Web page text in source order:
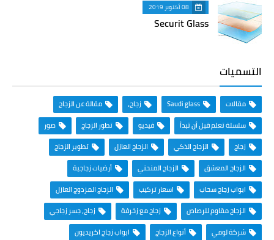
08 أكتوبر 2019
Securit Glass
التسميات
مقالات Saudi glass زجاج،
مقالة عن الزجاج
سلسلة تعلم قبل أن تبدأ
فيديو تطور الزجاج
صور
زجاج
الزجاج الذكي الزجاج العازل
تطوير الزجاج
الزجاج المعشق
الزجاج المنحني
أرضيات زجاجية
ابواب زجاج سحاب
اسعار تركيب
الزجاج المزدوج العازل
الزجاج مقاوم للرصاص
زجاج مع زخرفة
زجاج، جسر زجاجي
شركة لومي
أنواع الزجاج
ابواب زجاج اكريديون